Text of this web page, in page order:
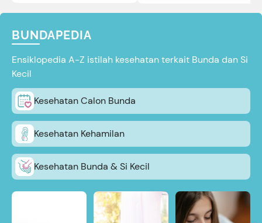
BUNDAPEDIA
Ensiklopedia A-Z istilah kesehatan terkait Bunda dan Si
Kecil
Kesehatan Calon Bunda
Kesehatan Kehamilan
Kesehatan Bunda & Si Kecil